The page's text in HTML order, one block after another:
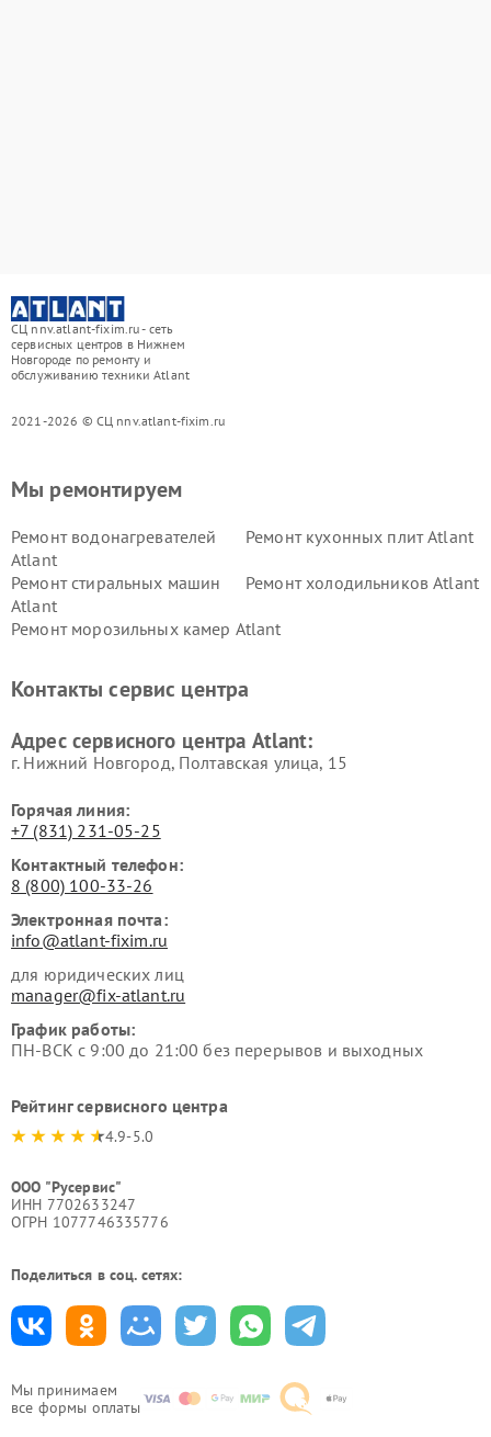
СЦ nnv.atlant-fixim.ru - сеть
сервисных центров в Нижнем
Новгороде по ремонту и
обслуживанию техники Atlant
2021-2026 © СЦ nnv.atlant-fixim.ru
Мы принимаем
все формы оплаты
Мы ремонтируем
Ремонт водонагревателей
Atlant
Ремонт кухонных плит Atlant
Ремонт стиральных машин
Atlant
Ремонт холодильников Atlant
Ремонт морозильных камер Atlant
Контакты сервис центра
Адрес сервисного центра Atlant:
г. Нижний Новгород, Полтавская улица, 15
Горячая линия:
+7 (831) 231-05-25
Контактный телефон:
8 (800) 100-33-26
Электронная почта:
info@atlant-fixim.ru
для юридических лиц
manager@fix-atlant.ru
График работы:
ПН-ВСК с 9:00 до 21:00 без перерывов и выходных
Рейтинг сервисного центра
4.9-5.0
ООО "Русервис"
ИНН 7702633247
ОГРН 1077746335776
Поделиться в соц. сетях: